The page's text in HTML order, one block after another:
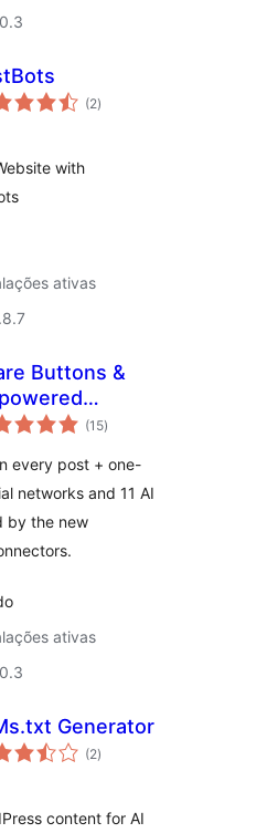
(2total
de
)
with
ativas
Buttons &
(15total
de
)
every post + one-
networks and 11 AI
by the new
ativas
Generator
(2total
de
)
content for AI